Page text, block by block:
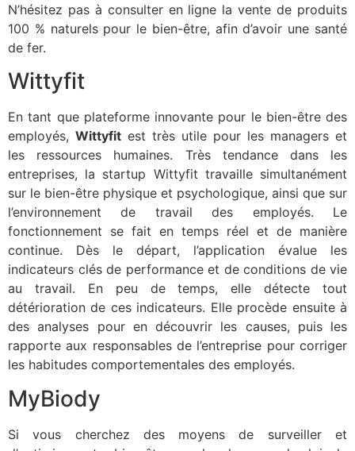
N’hésitez pas à consulter en ligne la vente de produits
100 % naturels pour le bien-être, afin d’avoir une santé
de fer.
Wittyfit
En tant que plateforme innovante pour le bien-être des
employés, Wittyfit est très utile pour les managers et
les ressources humaines. Très tendance dans les
entreprises, la startup Wittyfit travaille simultanément
sur le bien-être physique et psychologique, ainsi que sur
l’environnement de travail des employés. Le
fonctionnement se fait en temps réel et de manière
continue. Dès le départ, l’application évalue les
indicateurs clés de performance et de conditions de vie
au travail. En peu de temps, elle détecte tout
détérioration de ces indicateurs. Elle procède ensuite à
des analyses pour en découvrir les causes, puis les
rapporte aux responsables de l’entreprise pour corriger
les habitudes comportementales des employés.
MyBiody
Si vous cherchez des moyens de surveiller et